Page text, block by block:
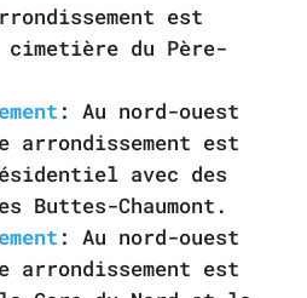
est
cimetière du Père-
: Au nord-ouest
arrondissement est
avec des
Buttes-Chaumont.
: Au nord-ouest
arrondissement est